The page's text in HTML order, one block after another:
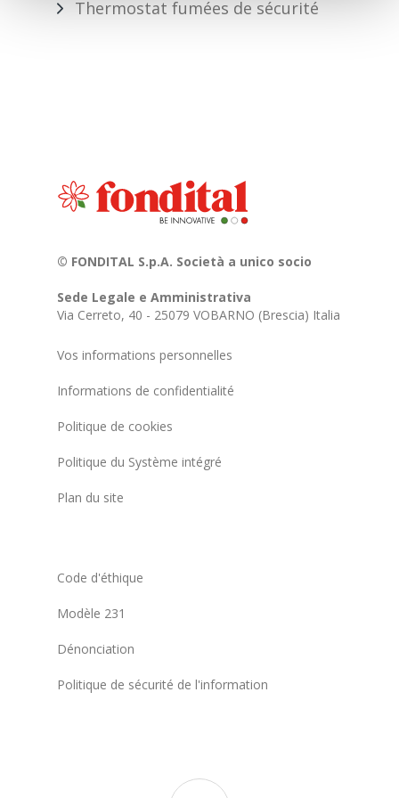
Thermostat fumées de sécurité
© FONDITAL S.p.A. Società a unico socio
Sede Legale e Amministrativa
Via Cerreto, 40 - 25079 VOBARNO (Brescia) Italia
Vos informations personnelles
Informations de confidentialité
Politique de cookies
Politique du Système intégré
Plan du site
Code d'éthique
Modèle 231
Dénonciation
Politique de sécurité de l'information